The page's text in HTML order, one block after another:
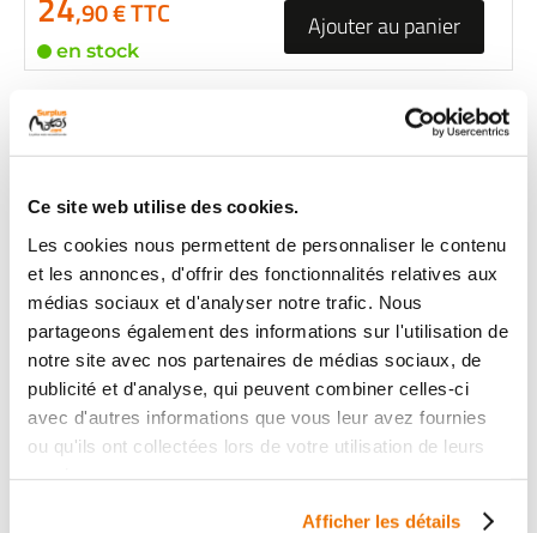
Ce site web utilise des cookies.
Les cookies nous permettent de personnaliser le contenu
et les annonces, d'offrir des fonctionnalités relatives aux
médias sociaux et d'analyser notre trafic. Nous
partageons également des informations sur l'utilisation de
notre site avec nos partenaires de médias sociaux, de
publicité et d'analyse, qui peuvent combiner celles-ci
avec d'autres informations que vous leur avez fournies
ou qu'ils ont collectées lors de votre utilisation de leurs
Afficher les détails
,90 € TTC
en stock
Ajouter au panier
RÉF :25293
HONDA CBF 125 125
2009 - 2014
Informations sur le véhicule
24,90 € TTC
en stock
Ajouter au panier
PORTE COURONNE
HONDA CBF 125 125